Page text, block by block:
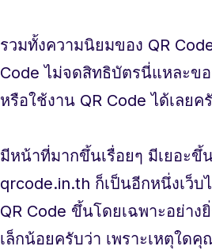
รวมทั้งความนิยมของ QR
Code ไม่จดสิทธิบัตรนี่แหละขอ
หรือใช้งาน QR Code ได้เลย
มีหน้าที่มากขึ้นเรื่อยๆ มีเยอะขึ้
qrcode.in.th ก็เป็นอีกหนึ่งเว็บ
QR Code ขึ้นโดยเฉพาะอย่า
เล็กน้อยครับว่า เพราะเหตุใด